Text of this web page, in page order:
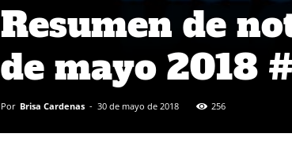
Resumen de
de mayo 2018
Por Brisa Cardenas - 30 de mayo de 2018 256